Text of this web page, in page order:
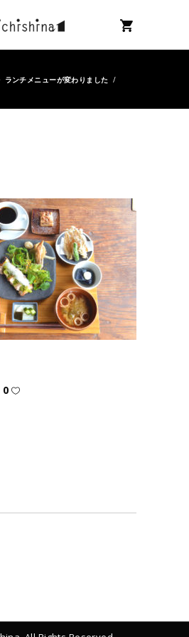
ランチメニューが変わりました /
0